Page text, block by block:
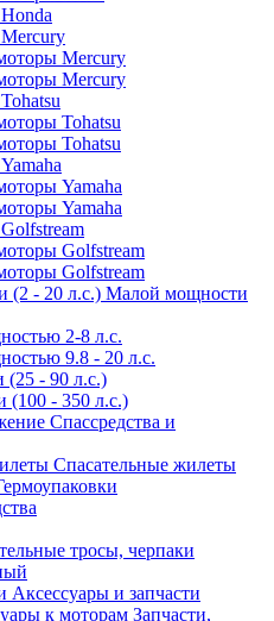
Mercury
Mercury
Tohatsu
Tohatsu
Yamaha
Yamaha
Golfstream
Golfstream
Малой мощности
2-8 л.с.
9.8 - 20 л.с.
- 90 л.с.)
(100 - 350 л.с.)
Спассредства и
Спасательные жилеты
тросы, черпаки
Аксессуары и запчасти
Запчасти,